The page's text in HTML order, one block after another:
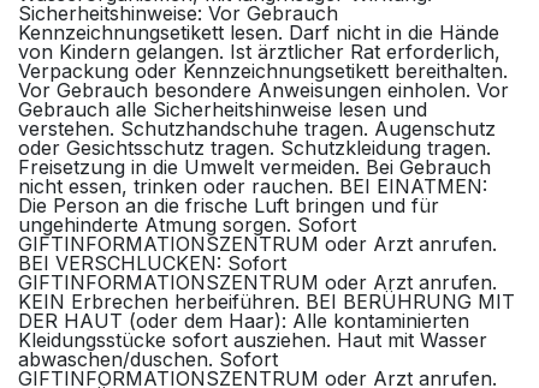
Sicherheitshinweise: Vor Gebrauch
Kennzeichnungsetikett lesen. Darf nicht in die Hände
von Kindern gelangen. Ist ärztlicher Rat erforderlich,
Verpackung oder Kennzeichnungsetikett bereithalten.
Vor Gebrauch besondere Anweisungen einholen. Vor
Gebrauch alle Sicherheitshinweise lesen und
verstehen. Schutzhandschuhe tragen. Augenschutz
oder Gesichtsschutz tragen. Schutzkleidung tragen.
Freisetzung in die Umwelt vermeiden. Bei Gebrauch
nicht essen, trinken oder rauchen. BEI EINATMEN:
Die Person an die frische Luft bringen und für
ungehinderte Atmung sorgen. Sofort
GIFTINFORMATIONSZENTRUM oder Arzt anrufen.
BEI VERSCHLUCKEN: Sofort
GIFTINFORMATIONSZENTRUM oder Arzt anrufen.
KEIN Erbrechen herbeiführen. BEI BERÜHRUNG MIT
DER HAUT (oder dem Haar): Alle kontaminierten
Kleidungsstücke sofort ausziehen. Haut mit Wasser
abwaschen/duschen. Sofort
GIFTINFORMATIONSZENTRUM oder Arzt anrufen.